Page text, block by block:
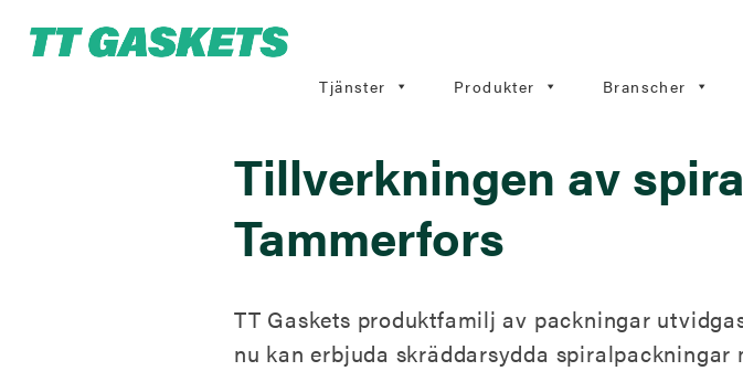
Tjänster Produkter Branscher
Tillverkningen av
Tammerfors
TT Gaskets produktfamilj av packningar
nu kan erbjuda skräddarsydda